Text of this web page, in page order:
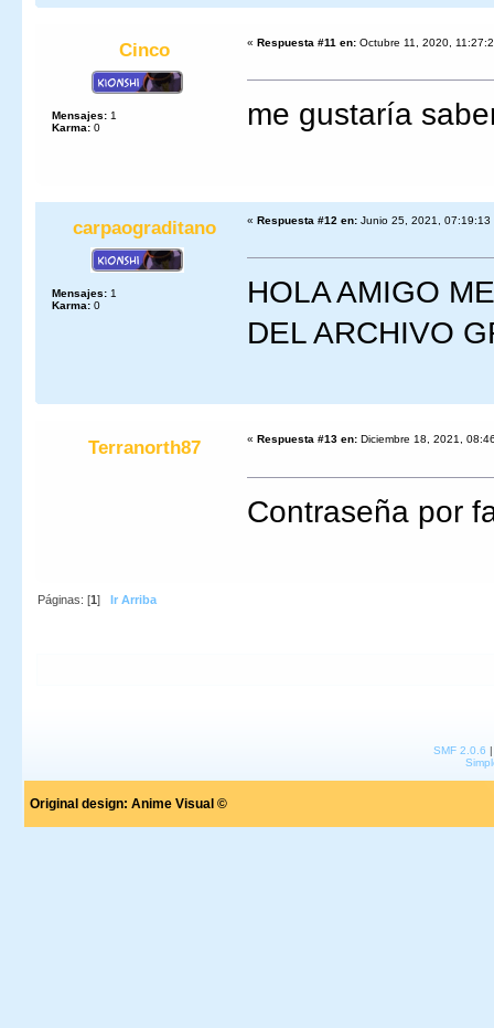
Cinco
Mensajes: 1
Karma: 0
« Respuesta #11 en: Octubre 11, 2020,
me gustaría
carpaograditano
Mensajes: 1
Karma: 0
« Respuesta #12 en: Junio 25, 2021, 07:19:13
HOLA AMIGO
DEL ARCHIVO
Terranorth87 « Respuesta #13 en: Diciembre 18, 2021,
Contraseña por
Páginas: [1] Ir Arriba
SMF 2.0.6
Original design: Anime Visual ©